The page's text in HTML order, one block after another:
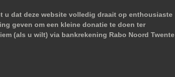
u dat deze website volledig draait op enthousiaste
geven om een kleine donatie te doen ter
(als u wilt) via bankrekening Rabo Noord Twente